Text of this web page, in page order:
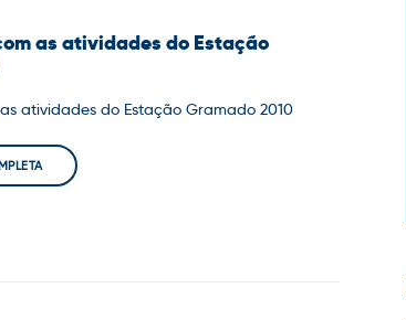
as atividades do Estação
atividades do Estação Gramado 2010